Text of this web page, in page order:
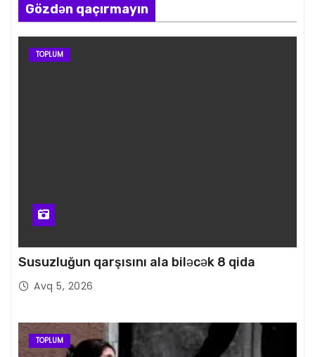
Gözdən qaçırmayın
TOPLUM
Susuzluğun qarşısını ala biləcək 8 qida
Avq 5, 2026
TOPLUM